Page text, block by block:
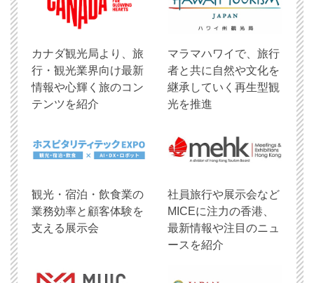
​カナダ観光局より、旅
行・観光業界向け最新
情報や心輝く旅のコン
テンツを紹介
マラマハワイで、旅行
者と共に自然や文化を
継承していく再生型観
光を推進
観光・宿泊・飲食業の
業務効率と顧客体験を
支える展示会
社員旅行や展示会など
MICEに注力の香港、
最新情報や注目のニュ
ースを紹介